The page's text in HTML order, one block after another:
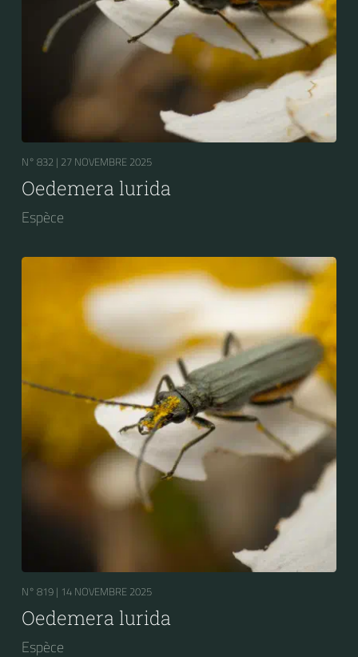
N° 832 | 27 NOVEMBRE 2025
Oedemera lurida
Espèce
N° 819 | 14 NOVEMBRE 2025
Oedemera lurida
Espèce